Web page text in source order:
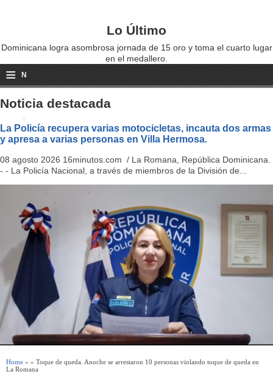
Lo Último
Dominicana logra asombrosa jornada de 15 oro y toma el cuarto lugar
en el medallero.
≡ N
a
i
g
a
o
n
Noticia destacada
La Policía recupera varias motocicletas, incauta dos armas
y apresa a varias personas en Villa Hermosa.
08 agosto 2026 16minutos.com / La Romana, República Dominicana.
- - La Policía Nacional, a través de miembros de la División de...
Home » » Toque de queda. Anoche se arrestaron 10 personas violando toque de queda en
La Romana